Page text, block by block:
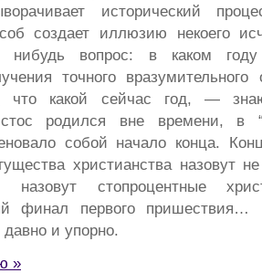
исторический
создает иллюзию некоего
нибудь вопрос: в каком году
точного вразумительного
какой сейчас год, —
родился вне времени, в
собой начало конца.
христианства назовут
назовут стопроцентные
финал первого пришествия…
и упорно.
»